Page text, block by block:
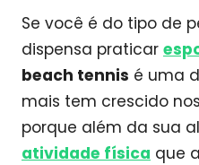
Se você é do tipo de
dispensa praticar
beach tennis é uma
mais tem crescido
porque além da sua
atividade física que